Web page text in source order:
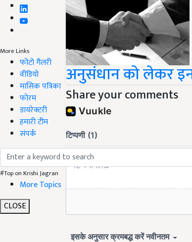
More Links
फोटो गैलरी
वीडियो
मासिक पत्रिका
फोरम
डायरेक्टरी
हमारी टीम
संपर्क
#Top on Krishi Jagran
More Topics
CLOSE
अनुसंधान को लेकर इन
Share your comments